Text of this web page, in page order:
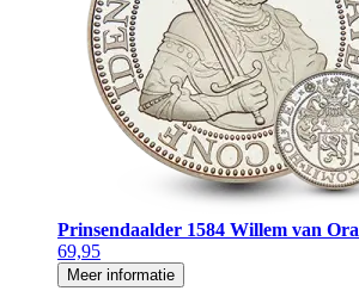
Prinsendaalder 1584 Willem van
69,95
Meer informatie